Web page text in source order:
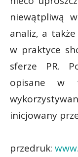
niewątpliwą
analiz, a
w praktyce
sferze PR.
opisane w
inicjowany
przedruk: